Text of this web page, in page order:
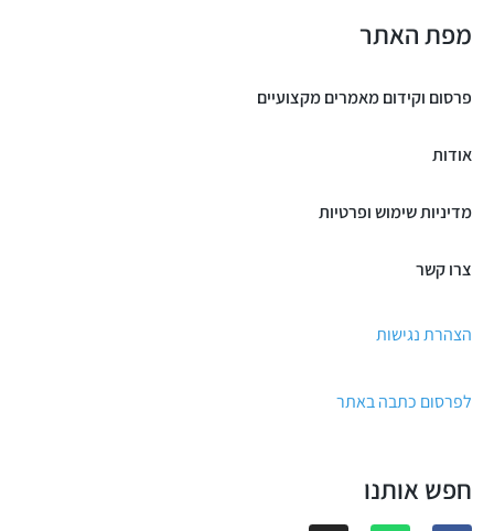
מפת האתר
פרסום וקידום מאמרים מקצועיים
אודות
מדיניות שימוש ופרטיות
צרו קשר
הצהרת נגישות
לפרסום כתבה באתר
חפש אותנו